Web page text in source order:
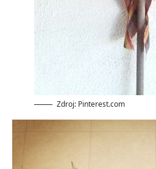
Zdroj: Pinterest.com